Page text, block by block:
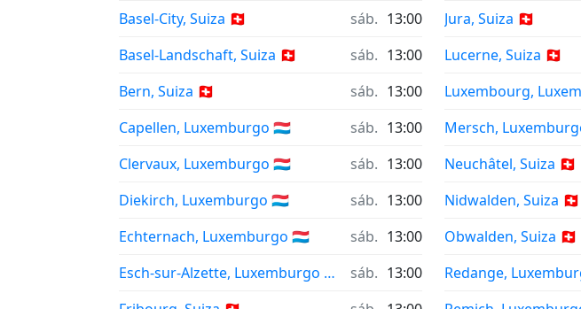
Basel-City, Suiza 🇨🇭
sáb. 13:00
Basel-Landschaft, Suiza 🇨🇭
sáb. 13:00
Bern, Suiza 🇨🇭
sáb. 13:00
Capellen, Luxemburgo 🇱🇺
sáb. 13:00
Clervaux, Luxemburgo 🇱🇺
sáb. 13:00
Diekirch, Luxemburgo 🇱🇺
sáb. 13:00
Echternach, Luxemburgo 🇱🇺
sáb. 13:00
Esch-sur-Alzette, Luxemburgo 🇱🇺
sáb. 13:00
Jura, Suiza 🇨🇭
Lucerne, Suiza 🇨🇭
Luxembourg,
Mersch,
Neuchâtel, Suiza 🇨🇭
Nidwalden, Suiza 🇨🇭
Obwalden, Suiza 🇨🇭
Redange,